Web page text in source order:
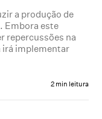
a produção de
Embora este
repercussões na
irá implementar
2 min leitura